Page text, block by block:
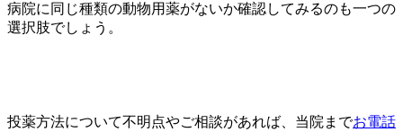
病院に同じ種類の動物用薬がないか確認してみるのも一つの
選択肢でしょう。
投薬方法について不明点やご相談があれば、当院までお電話